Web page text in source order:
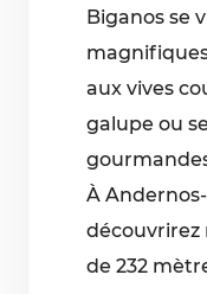
Biganos se
aux vives
galupe ou
À
de 232